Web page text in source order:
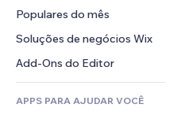
Compartilhamento de arquivos
Notícias
Botões e menus
Banners e selos
Calculadoras
Busca
Previsão do tempo
Comentários
Telefone
Comunidade
Avaliações e depoimentos
CRM
Populares do mês
Soluções de negócios Wix
Add-Ons do Editor
APPS PARA AJUDAR VOCÊ